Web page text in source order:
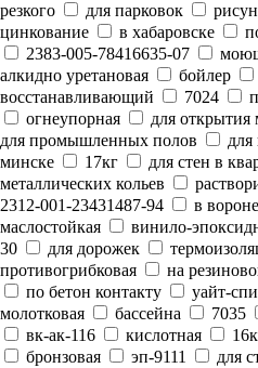
резкого
для парковок
цинкование
в хабаровске
2383-005-78416635-07
алкидно уретановая
бойлер
восстанавливающий
7024
огнеупорная
для
для промышленных полов
для
минске
17кг для стен в
металлических кольев
2312-001-23431487-94
в
маслостойкая
винило-
30
для дорожек
противогрибковая
на
по бетон контакту
уайт-
молотковая
бассейна 7035
вк-ак-116
кислотная
бронзовая
эп-9111 для